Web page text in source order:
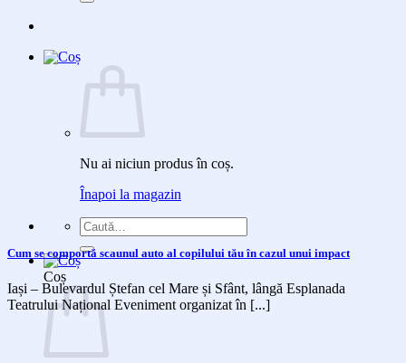
Nu ai niciun produs în coș.
Înapoi la magazin
Caută
după:
Coș
Cum se comportă scaunul auto al copilului tău în cazul unui impact
Iași – Bulevardul Ștefan cel Mare și Sfânt, lângă Esplanada
Teatrului Național Eveniment organizat în [...]